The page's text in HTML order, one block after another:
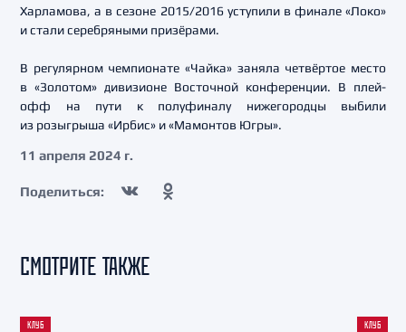
Харламова, а в сезоне 2015/2016 уступили в финале «Локо»
и стали серебряными призёрами.
В регулярном чемпионате «Чайка» заняла четвёртое место
в «Золотом» дивизионе Восточной конференции. В плей-
офф на пути к полуфиналу нижегородцы выбили
из розыгрыша «Ирбис» и «Мамонтов Югры».
11 апреля 2024 г.
Поделиться:
СМОТРИТЕ ТАКЖЕ
КЛУБ КЛУБ